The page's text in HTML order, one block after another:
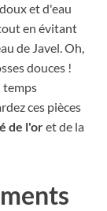
et d'eau
en évitant
de Javel. Oh,
douces !
temps
ces pièces
de l'oret de la